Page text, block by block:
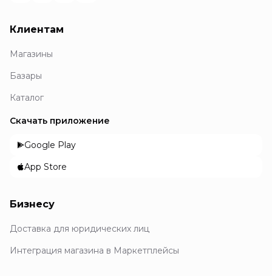
Клиентам
Магазины
Базары
Каталог
Скачать приложение
Google Play
App Store
Бизнесу
Доставка для юридических лиц
Интеграция магазина в Маркетплейсы